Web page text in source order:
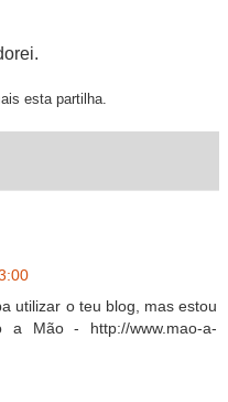
esta partilha.
utilizar o teu blog, mas estou
Mão - http://www.mao-a-